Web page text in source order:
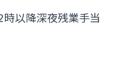
以降深夜残業手当